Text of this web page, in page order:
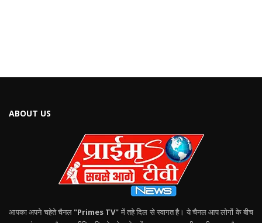
ABOUT US
आपका अपने चहेते चैनल "Primes TV" में तहे दिल से स्वागत है। ये चैनल आप लोगों के बीच